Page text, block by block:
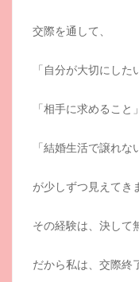
交際を通して、
「自分が大切にした
「相手に求めること」
「結婚生活で譲れな
が少しずつ見えてき
その経験は、決して
だから私は、交際終